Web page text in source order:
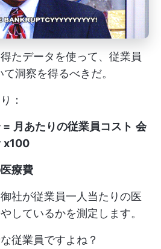
たデータを使って、従業員
て洞察を得るべきだ。
：
= 月あたりの従業員コスト 会
x100
療費
社が従業員一人当たりの医
しているかを測定します。
従業員ですよね？